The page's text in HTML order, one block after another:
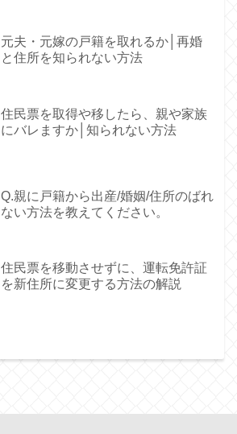
元夫・元嫁の戸籍を取れるか│再婚
と住所を知られない方法
住民票を取得や移したら、親や家族
にバレますか│知られない方法
Q.親に戸籍から出産/婚姻/住所のばれ
ない方法を教えてください。
住民票を移動させずに、運転免許証
を新住所に変更する方法の解説